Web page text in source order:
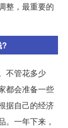
整，最重要的
?
不管花多少
都会准备一些
据自己的经济
。一年下来，